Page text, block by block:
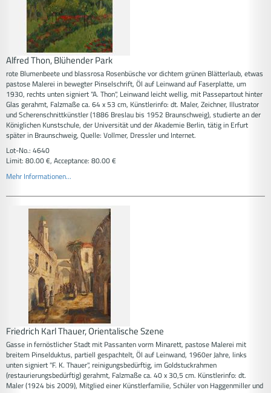
Alfred Thon, Blühender Park
rote Blumenbeete und blassrosa Rosenbüsche vor dichtem grünen Blätterlaub, etwas
pastose Malerei in bewegter Pinselschrift, Öl auf Leinwand auf Faserplatte, um
1930, rechts unten signiert "A. Thon", Leinwand leicht wellig, mit Passepartout hinter
Glas gerahmt, Falzmaße ca. 64 x 53 cm, Künstlerinfo: dt. Maler, Zeichner, Illustrator
und Scherenschnittkünstler (1886 Breslau bis 1952 Braunschweig), studierte an der
Königlichen Kunstschule, der Universität und der Akademie Berlin, tätig in Erfurt
später in Braunschweig, Quelle: Vollmer, Dressler und Internet.
Lot-No.: 4640
Limit: 80.00 €, Acceptance: 80.00 €
Mehr Informationen...
Friedrich Karl Thauer, Orientalische Szene
Gasse in fernöstlicher Stadt mit Passanten vorm Minarett, pastose Malerei mit
breitem Pinselduktus, partiell gespachtelt, Öl auf Leinwand, 1960er Jahre, links
unten signiert "F. K. Thauer", reinigungsbedürftig, im Goldstuckrahmen
(restaurierungsbedürftig) gerahmt, Falzmaße ca. 40 x 30,5 cm. Künstlerinfo: dt.
Maler (1924 bis 2009), Mitglied einer Künstlerfamilie, Schüler von Haggenmiller und